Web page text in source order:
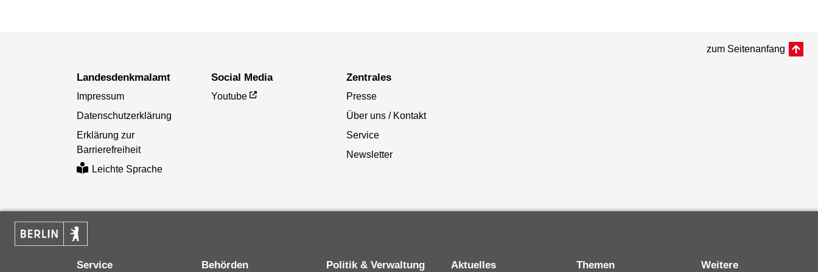
zum Seitenanfang
Landesdenkmal­amt
Impressum
Datenschutzerklärung
Erklärung zur
Barrierefreiheit
Leichte Sprache
Social Media
Youtube
Zentrales
Presse
Über uns / Kontakt
Service
Newsletter
Service Behörden Politik & Verwaltung Aktuelles Themen Weitere